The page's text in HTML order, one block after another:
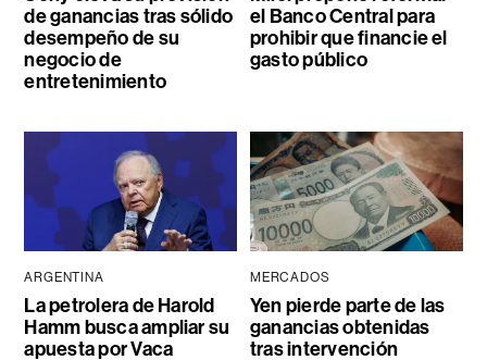
de ganancias tras sólido
desempeño de su
negocio de
entretenimiento
el Banco Central para
prohibir que financie el
gasto público
ARGENTINA
La petrolera de Harold
Hamm busca ampliar su
apuesta por Vaca
MERCADOS
Yen pierde parte de las
ganancias obtenidas
tras intervención